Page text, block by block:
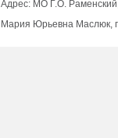
Адрес: МО Г.О.
Мария Юрьевна Маслюк,